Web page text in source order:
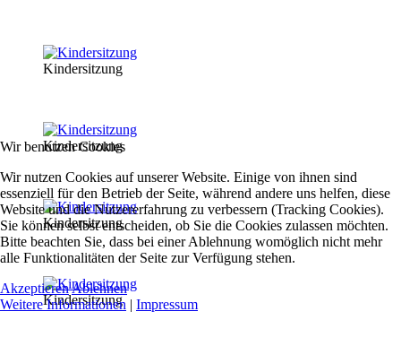
Kindersitzung
Kindersitzung
Kindersitzung
Kindersitzung
Wir benutzen Cookies
Wir nutzen Cookies auf unserer Website. Einige von ihnen sind
essenziell für den Betrieb der Seite, während andere uns helfen, diese
Website und die Nutzererfahrung zu verbessern (Tracking Cookies).
Sie können selbst entscheiden, ob Sie die Cookies zulassen möchten.
Bitte beachten Sie, dass bei einer Ablehnung womöglich nicht mehr
alle Funktionalitäten der Seite zur Verfügung stehen.
AkzeptierenAblehnen
Weitere Informationen | Impressum